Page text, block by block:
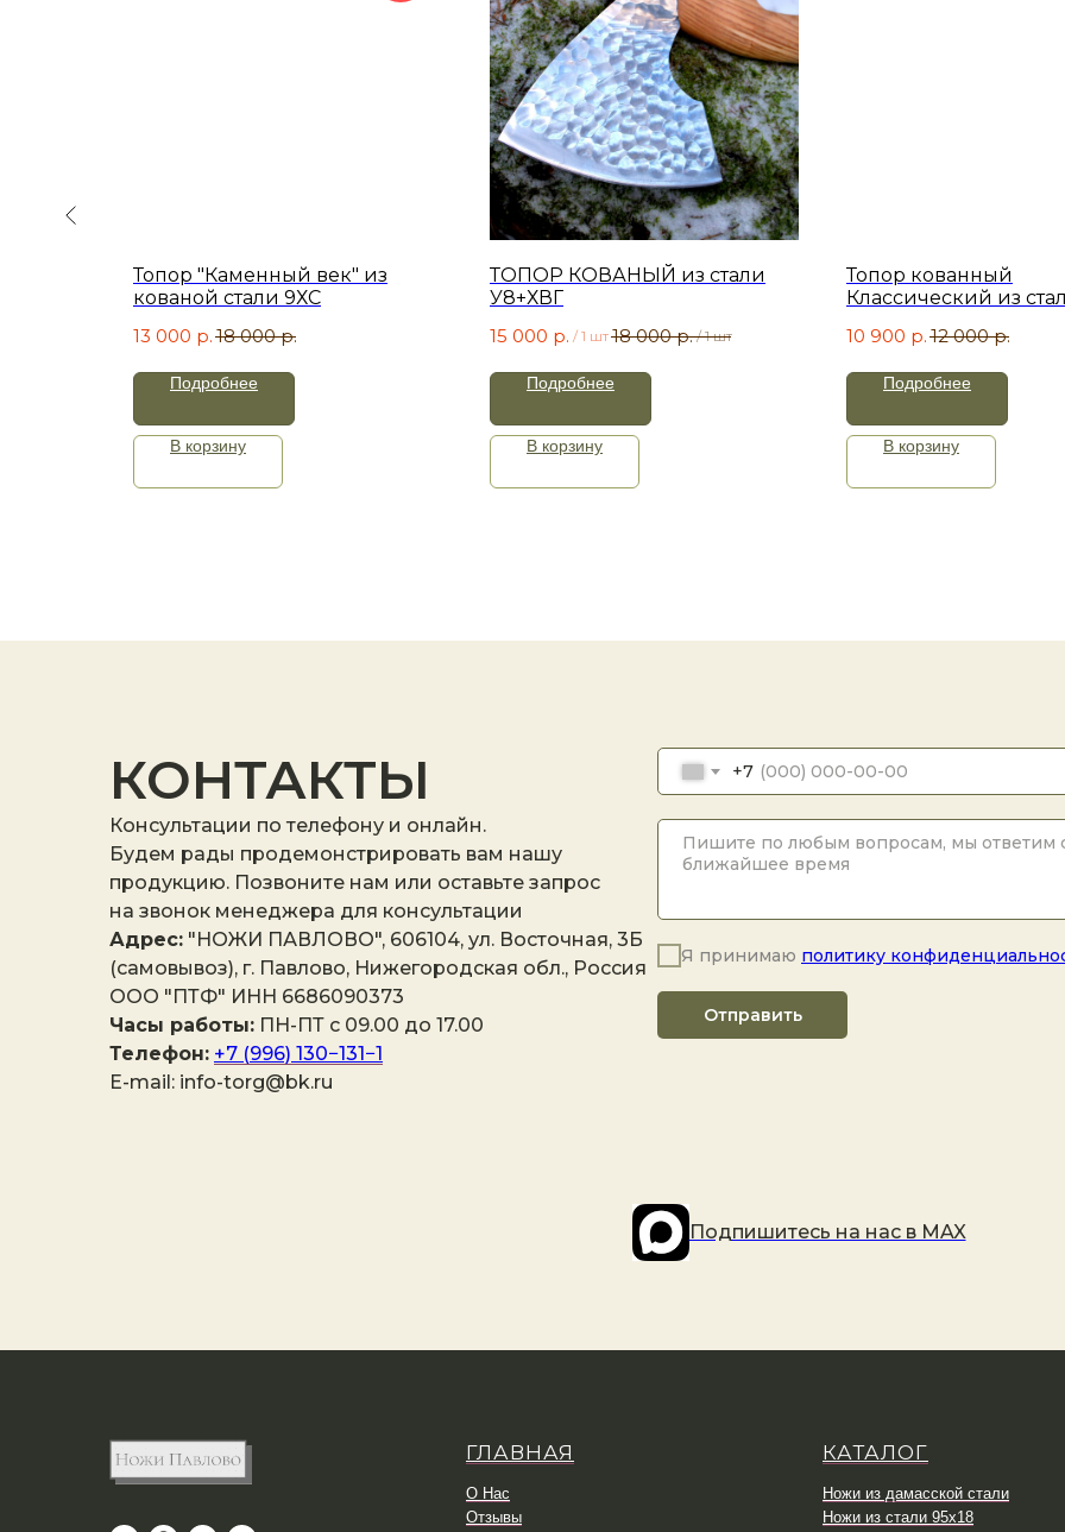
Топор "Каменный век" из
кованой стали 9ХС
13 000 р. 18 000 р.
Подробнее
В корзину
ТОПОР КОВАНЫЙ из стали
У8+ХВГ
15 000 р. / 1 шт 18 000 р. / 1 шт
Подробнее
В корзину
Топор кованный
Классический из
10 900 р. 12 000 р.
Подробнее
В корзину
КОНТАКТЫ
Консультации по телефону и онлайн.
Будем рады продемонстрировать вам нашу
продукцию. Позвоните нам или оставьте запрос
на звонок менеджера для консультации
Адрес: "НОЖИ ПАВЛОВО", 606104, ул. Восточная, 3Б
(самовывоз), г. Павлово, Нижегородская обл., Россия
ООО "ПТФ" ИНН 6686090373
Часы работы: ПН-ПТ с 09.00 до 17.00
Телефон: +7 (996) 130−131−1
E-mail: info-torg@bk.ru
+7
Я принимаю политику
Отправить
Подпишитесь на наc в MAX
ГЛАВНАЯ
О Нас
Отзывы
КАТАЛОГ
Ножи из дамасской стали
Ножи из стали 95х18